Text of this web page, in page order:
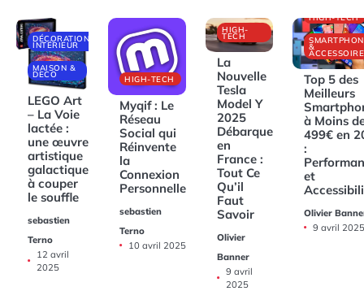
DÉCORATIONS
INTÉRIEUR
MAISON &
DECO
LEGO Art
– La Voie
lactée :
une œuvre
artistique
galactique
à couper
le souffle
sebastien
Terno
12 avril
2025
HIGH-TECH
Myqif : Le
Réseau
Social qui
Réinvente
la
Connexion
Personnelle
sebastien
Terno
10 avril 2025
HIGH-
TECH
La
Nouvelle
Tesla
Model Y
2025
Débarque
en
France :
Tout Ce
Qu’il
Faut
Savoir
Olivier
Banner
9 avril
2025
HIGH-TECH
&
Top 5 des
Meilleurs
à Moins
499€ en
:
et
Olivier
9 avril 2025